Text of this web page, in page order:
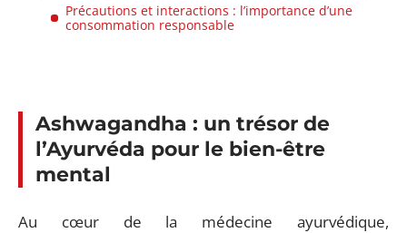
Précautions et interactions : l’importance d’une
consommation responsable
Ashwagandha : un trésor de
l’Ayurvéda pour le bien-être
mental
Au cœur de la médecine ayurvédique,